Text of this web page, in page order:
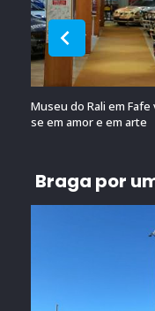
Museu do Rali em
se em amor e em arte
Braga por